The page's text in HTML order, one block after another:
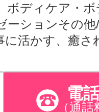
ボディケア・
ーションその
に活かす、癒さ
電
（通話